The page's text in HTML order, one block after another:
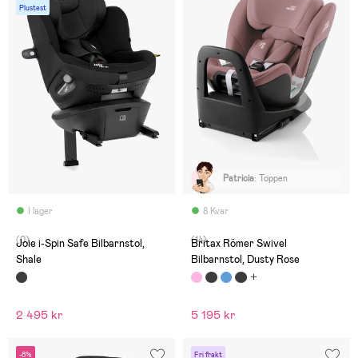
Plustest
I lager
(0)
Joie i-Spin Safe Bilbarnstol,
Shale
2 495 kr
8 Kvar
Patricia: Toppen
(14)
Britax Römer Swivel
Bilbarnstol, Dusty Rose
5 195 kr
-8% Fri frakt